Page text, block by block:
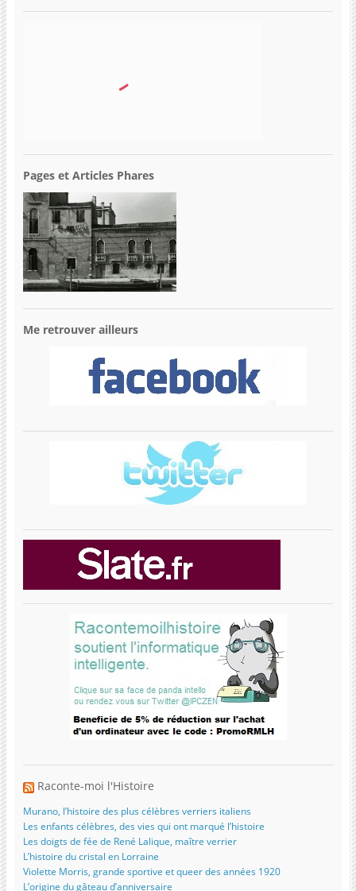
Pages et Articles Phares
Me retrouver ailleurs
Raconte-moi l'Histoire
Murano, l’histoire des plus célèbres verriers italiens
Les enfants célèbres, des vies qui ont marqué l’histoire
Les doigts de fée de René Lalique, maître verrier
L’histoire du cristal en Lorraine
Violette Morris, grande sportive et queer des années 1920
L’origine du gâteau d’anniversaire